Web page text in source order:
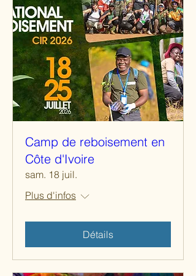
Camp de reboisement en
Côte d'Ivoire
sam. 18 juil.
Plus d'infos
Détails